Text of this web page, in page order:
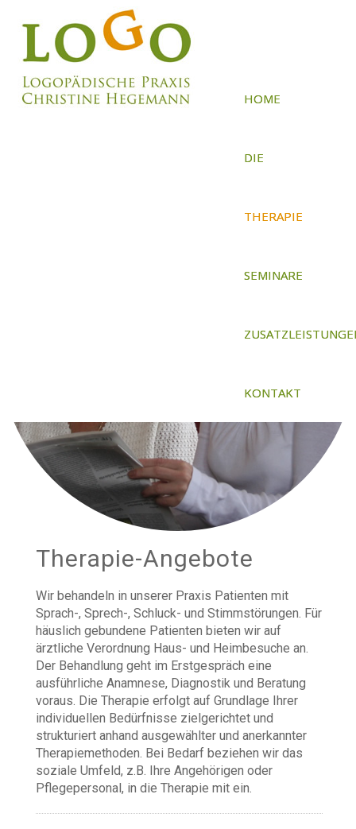
HOME
DIE
PRAXIS
THERAPIE
SEMINARE
KONTAKT
Therapie-Angebote
Wir behandeln in unserer Praxis Patienten mit
Sprach-, Sprech-, Schluck- und Stimmstörungen. Für
häuslich gebundene Patienten bieten wir auf
ärztliche Verordnung Haus- und Heimbesuche an.
Der Behandlung geht im Erstgespräch eine
ausführliche Anamnese, Diagnostik und Beratung
voraus. Die Therapie erfolgt auf Grundlage Ihrer
individuellen Bedürfnisse zielgerichtet und
strukturiert anhand ausgewählter und anerkannter
Therapiemethoden. Bei Bedarf beziehen wir das
soziale Umfeld, z.B. Ihre Angehörigen oder
Pflegepersonal, in die Therapie mit ein.